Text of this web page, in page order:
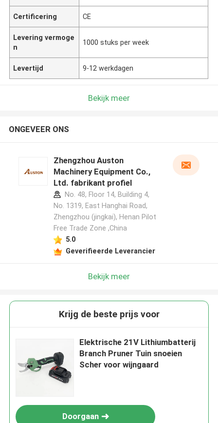
Certificering CE
Levering vermoge
n
1000 stuks per week
Levertijd 9-12 werkdagen
Bekijk meer
ONGEVEER ONS
Zhengzhou Auston
Machinery Equipment Co.,
Ltd. fabrikant profiel
No. 48, Floor 14, Building 4,
No. 1319, East Hanghai Road,
Zhengzhou (jingkai), Henan Pilot
Free Trade Zone ,China
5.0
Geverifieerde Leverancier
Bekijk meer
Krijg de beste prijs voor
Elektrische 21V Lithiumbatterij
Branch Pruner Tuin snoeien
Scher voor wijngaard
Doorgaan